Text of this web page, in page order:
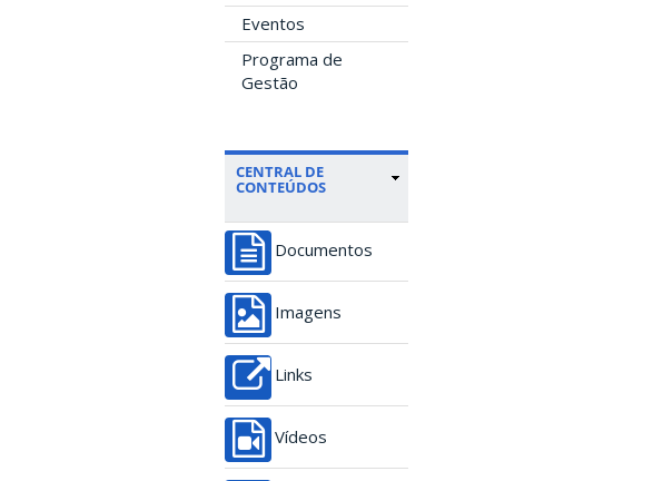
Eventos
Programa de
Gestão
CENTRAL DE
CONTEÚDOS
Documentos
Imagens
Links
Vídeos